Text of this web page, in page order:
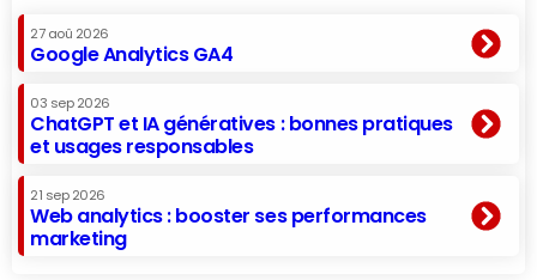
27 aoû 2026
Google Analytics GA4
03 sep 2026
ChatGPT et IA génératives : bonnes pratiques
et usages responsables
21 sep 2026
Web analytics : booster ses performances
marketing